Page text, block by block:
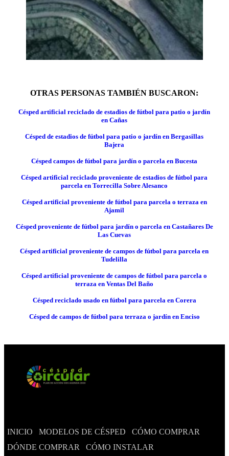
OTRAS PERSONAS TAMBIÉN BUSCARON:
Césped artificial reciclado de estadios de fútbol para patio o jardín
en Cañas
Césped de estadios de fútbol para patio o jardín en Bergasillas
Bajera
Césped campos de fútbol para jardín o parcela en Bucesta
Césped artificial reciclado proveniente de estadios de fútbol para
parcela en Torrecilla Sobre Alesanco
Césped artificial proveniente de fútbol para parcela o terraza en
Ajamil
Césped proveniente de fútbol para jardín o parcela en Castañares De
Las Cuevas
Césped artificial proveniente de campos de fútbol para parcela en
Tudelilla
Césped artificial proveniente de campos de fútbol para parcela o
terraza en Ventas Del Baño
Césped reciclado usado en fútbol para parcela en Corera
Césped de campos de fútbol para terraza o jardín en Enciso
INICIO MODELOS DE CÉSPED
CÓMO COMPRAR
DÓNDE COMPRAR
CÓMO INSTALAR